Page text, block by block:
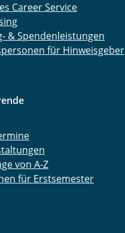
Career Service
& Spendenleistungen
für Hinweisgeber
von A-Z
für Erstsemester